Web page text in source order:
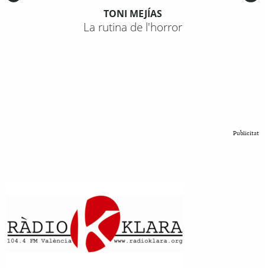
TONI MEJÍAS
La rutina de l'horror
Publicitat